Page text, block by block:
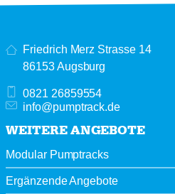
Friedrich Merz Strasse 14
86153 Augsburg
0821 26859554
info@pumptrack.de
WEITERE ANGEBOTE
Modular Pumptracks
Ergänzende Angebote